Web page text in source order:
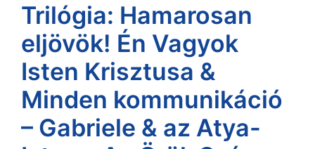
Trilógia: Hamarosan
eljövök! Én Vagyok
Isten Krisztusa &
Minden kommunikáció
– Gabriele & az Atya-